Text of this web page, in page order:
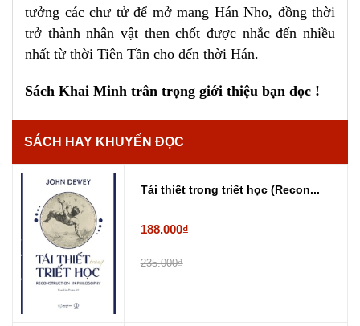
tưởng các chư tử để mở mang Hán Nho, đồng thời
trở thành nhân vật then chốt được nhắc đến nhiều
nhất từ thời Tiên Tần cho đến thời Hán.
Sách Khai Minh trân trọng giới thiệu bạn đọc !
SÁCH HAY KHUYẾN ĐỌC
Tái thiết trong triết học (Recon...
188.000₫
235.000₫